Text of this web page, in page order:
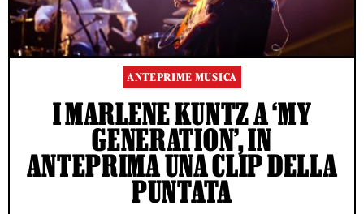
ANTEPRIME MUSICA
I MARLENE KUNTZ A ‘MY
GENERATION’, IN
ANTEPRIMA UNA CLIP DELLA
PUNTATA